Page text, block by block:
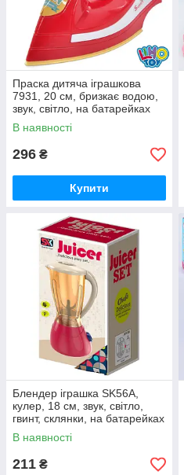
Праска дитяча іграшкова
7931, 20 см, бризкає водою,
звук, світло, на батарейках
В наявності
296 ₴
Купити
Блендер іграшка SK56A,
кулер, 18 см, звук, світло,
гвинт, склянки, на батарейках
В наявності
211 ₴